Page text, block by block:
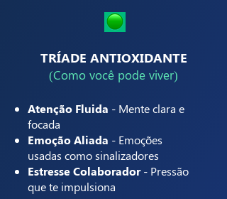
TRÍADE ANTIOXIDANTE
(Como você pode viver)
Atenção Fluida - Mente clara e
focada
Emoção Aliada - Emoções
usadas como sinalizadores
Estresse Colaborador- Pressão
que te impulsiona